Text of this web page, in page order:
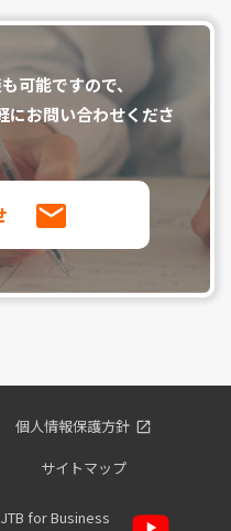
可能ですので、
にお問い合わせくださ
個人情報保護方針
サイトマップ
JTB for Business